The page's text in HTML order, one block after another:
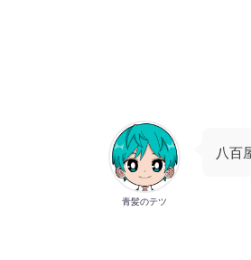
青髪のテツ
八百